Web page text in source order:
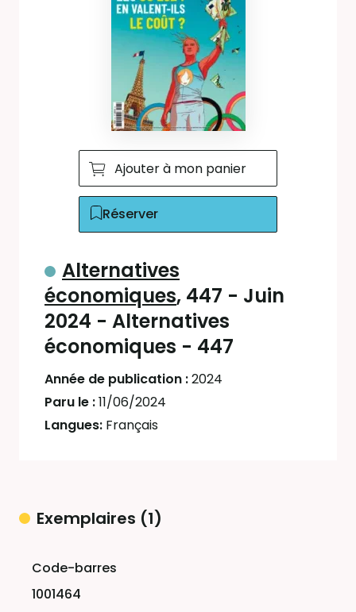
Ajouter à mon panier
Réserver
Alternatives
économiques, 447 - Juin
2024 - Alternatives
économiques - 447
Année de publication :2024
Paru le :11/06/2024
Langues: Français
Exemplaires (1)
1001464